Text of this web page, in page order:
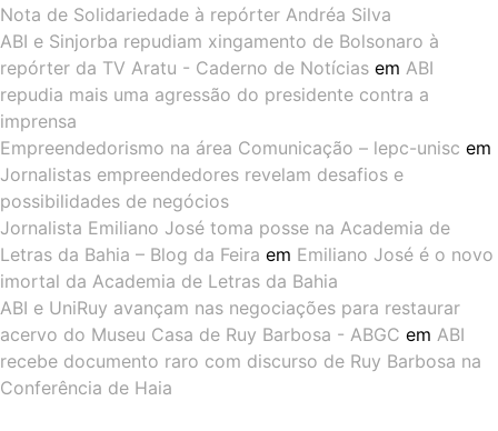
Nota de Solidariedade à repórter Andréa Silva
ABI e Sinjorba repudiam xingamento de Bolsonaro à
repórter da TV Aratu - Caderno de Notícias em ABI
repudia mais uma agressão do presidente contra a
imprensa
Empreendedorismo na área Comunicação – lepc-unisc em
Jornalistas empreendedores revelam desafios e
possibilidades de negócios
Jornalista Emiliano José toma posse na Academia de
Letras da Bahia – Blog da Feira em Emiliano José é o novo
imortal da Academia de Letras da Bahia
ABI e UniRuy avançam nas negociações para restaurar
acervo do Museu Casa de Ruy Barbosa - ABGC em ABI
recebe documento raro com discurso de Ruy Barbosa na
Conferência de Haia